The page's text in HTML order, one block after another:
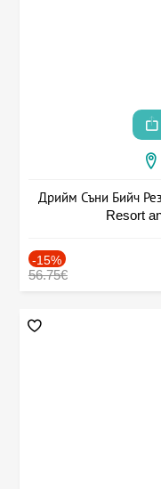
Дрийм Съни Бийч
Resort
-15%
56.75€